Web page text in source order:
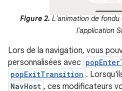
Figure 2. L'animation de
l'application
Lors de la navigation, vous
personnalisées avec
popExitTransition .
NavHost , ces modificateurs